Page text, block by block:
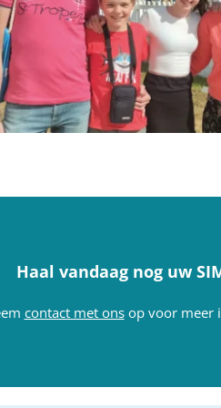
Haal vandaag nog uw
contact met onsop voor meer